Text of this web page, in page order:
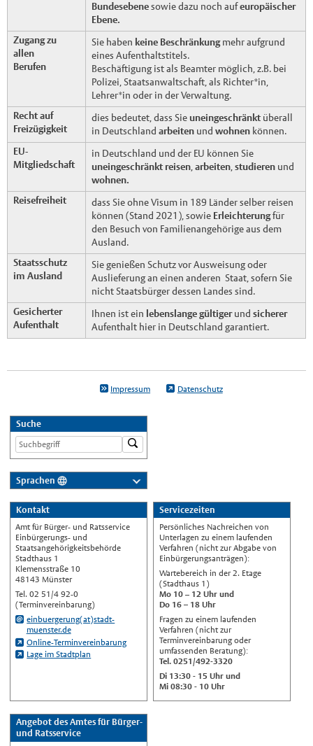
Bundesebenesowie dazu noch aufeuropäischer
Ebene.
Zugang zu
allen
Berufen
Sie haben keine Beschränkungmehr aufgrund
eines Aufenthaltstitels.
Beschäftigung ist als Beamter möglich, z.B. bei
Polizei, Staatsanwaltschaft, als Richter*in,
Lehrer*in oder in der Verwaltung.
Recht auf
Freizügigkeit
dies bedeutet, dass Sie uneingeschränkt überall
in Deutschlandarbeiten undwohnen können.
EU-
Mitgliedschaft
in Deutschland und der EU können Sie
uneingeschränkt reisen ,arbeiten ,studieren und
wohnen.
Reisefreiheit
dass Sie ohne Visum in 189 Länder selber reisen
können (Stand 2021), sowie Erleichterungfür
den Besuch von Familienangehörige aus dem
Ausland.
Staatsschutz
im Ausland
Sie genießen Schutz vor Ausweisung oder
Auslieferung an einen anderen Staat, sofern Sie
nicht Staatsbürger dessen Landes sind.
Gesicherter
Aufenthalt
Ihnen ist ein lebenslange gültigerundsicherer
Aufenthalt hier in Deutschland garantiert.
Impressum Datenschutz
Suche
Sprachen
Nederlands
English
Українська
Türkçe
اللغة العربية
Français
Español
Polski
中文
Automatische Übersetzung, ohne
Gewähr auf Richtigkeit.
Kontakt
Amt für Bürger- und Ratsservice
Einbürgerungs- und
Staatsangehörigkeitsbehörde
Stadthaus 1
Klemensstraße 10
48143 Münster
Tel. 02 51/4 92-0
(Terminvereinbarung)
einbuergerung(at)stadt-
muenster.de
Online-Terminvereinbarung
Lage im Stadtplan
Servicezeiten
Persönliches Nachreichen von
Unterlagen zu einem laufenden
Verfahren (nicht zur Abgabe von
Einbürgerungsanträgen):
Wartebereich in der 2. Etage
(Stadthaus 1)
Mo 10 – 12 Uhr und
Do 16 – 18 Uhr
Fragen zu einem laufenden
Verfahren (nicht zur
Terminvereinbarung oder
umfassenden Beratung):
Tel. 0251/492-3320
Di 13:30 - 15 Uhr und
Mi 08:30 - 10 Uhr
Angebot des Amtes für Bürger-
und Ratsservice